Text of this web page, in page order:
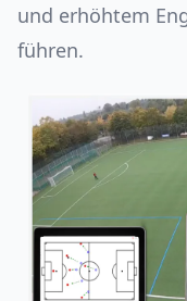
und erhöhtem
führen.